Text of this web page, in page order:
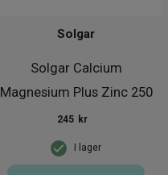
Solgar Calcium
Magnesium Plus Zinc 250
tabletter
Solgar
I lager
245 kr